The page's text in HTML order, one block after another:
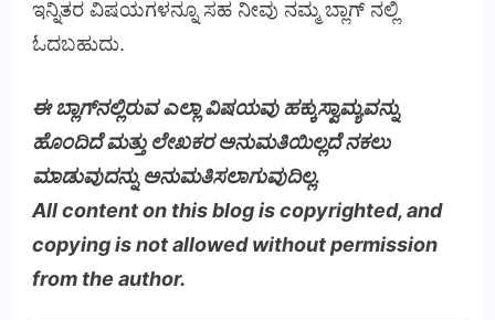
ಇನ್ನಿತರ ವಿಷಯಗಳನ್ನೂ ಸಹ ನೀವು ನಮ್ಮ ಬ್ಲಾಗ್ ನಲ್ಲಿ
ಓದಬಹುದು.
ಈ ಬ್ಲಾಗ್‌ನಲ್ಲಿರುವ ಎಲ್ಲಾ ವಿಷಯವು ಹಕ್ಕುಸ್ವಾಮ್ಯವನ್ನು
ಹೊಂದಿದೆ ಮತ್ತು ಲೇಖಕರ ಅನುಮತಿಯಿಲ್ಲದೆ ನಕಲು
ಮಾಡುವುದನ್ನು ಅನುಮತಿಸಲಾಗುವುದಿಲ್ಲ.
All content on this blog is copyrighted, and
copying is not allowed without permission
from the author.